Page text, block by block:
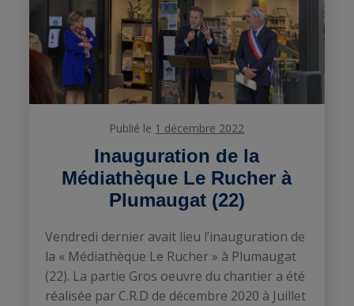
Inauguration de la
Médiathèque Le Rucher à
Plumaugat (22)
Publié le 1 décembre 2022
Vendredi dernier avait lieu l’inauguration de
la « Médiathèque Le Rucher » à Plumaugat
(22). La partie Gros oeuvre du chantier a été
réalisée par C.R.D de décembre 2020 à Juillet